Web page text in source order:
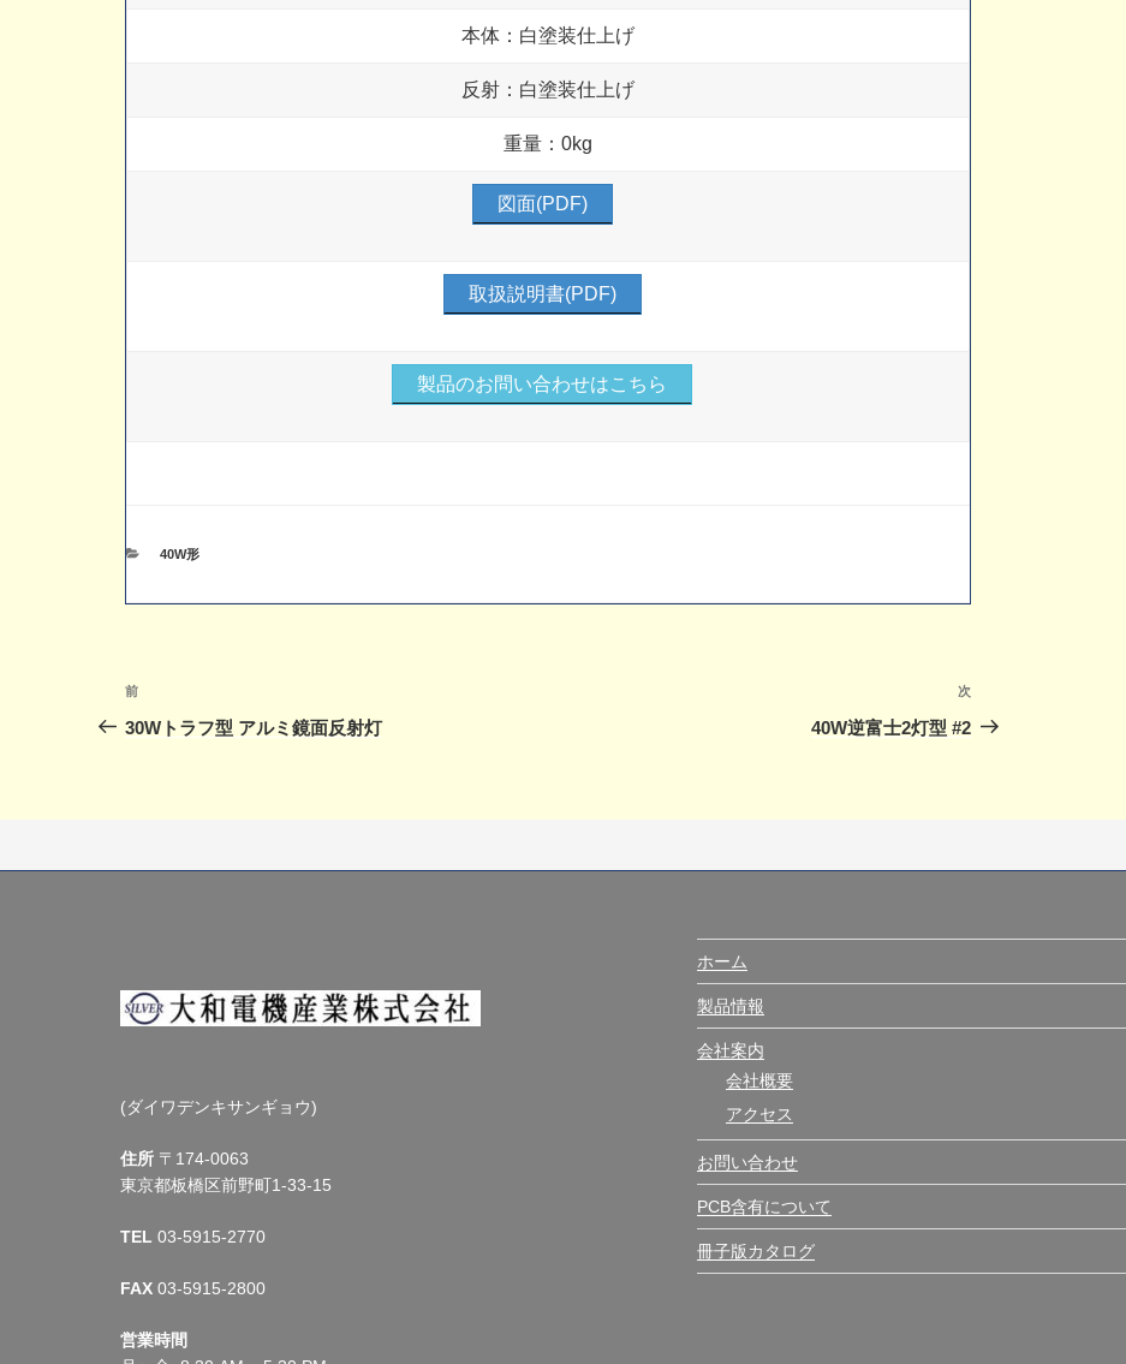
本体：白塗装仕上げ
反射：白塗装仕上げ
重量：0kg
図面(PDF)
取扱説明書(PDF)
製品のお問い合わせはこちら
カ
40W形
投
稿
ョ
ン
前
の
前
30Wトラフ型 アルミ鏡面反射灯
次
の
次
40W逆富士2灯型 #2
(ダイワデンキサンギョウ)
住所 〒174-0063
東京都板橋区前野町1-33-15
TEL 03-5915-2770
FAX 03-5915-2800
営業時間
ホーム
製品情報
会社案内
会社概要
アクセス
お問い合わせ
PCB含有について
冊子版カタログ